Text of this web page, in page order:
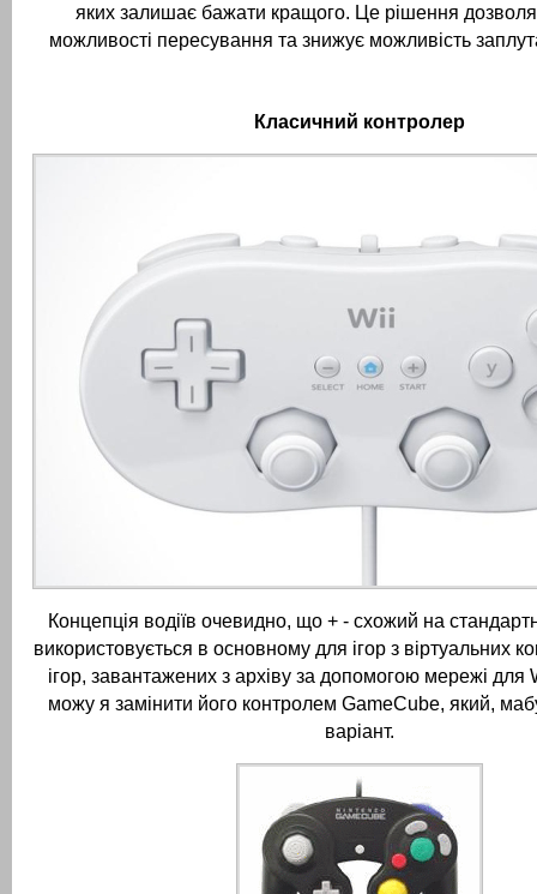
яких залишає бажати кращого. Це рішення
можливості пересування та знижує можливість
Класичний контролер
Концепція водіїв очевидно, що + - схожий на
використовується в основному для ігор з віртуальних
ігор, завантажених з архіву за допомогою мережі для
можу я замінити його контролем GameCube, який,
варіант.